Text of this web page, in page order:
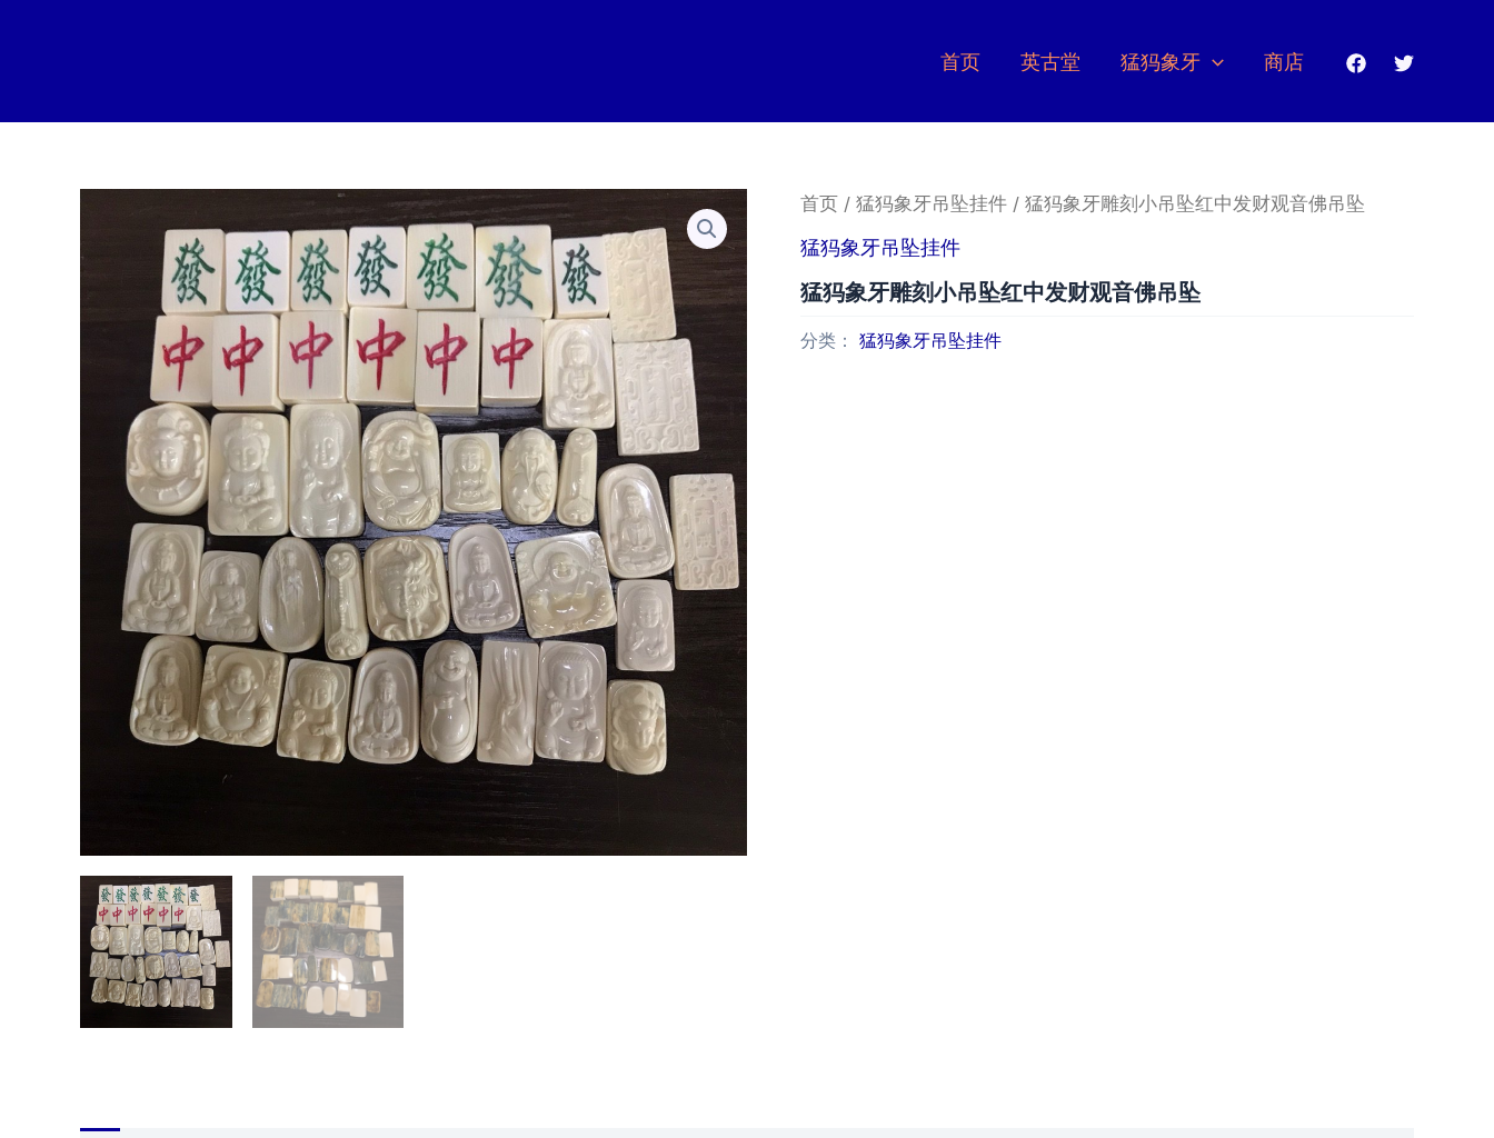
首页 英古堂 猛犸象牙 商店
首页 / 猛犸象牙吊坠挂件 / 猛犸象牙雕刻小吊坠红中发财观音佛吊坠
猛犸象牙吊坠挂件
猛犸象牙雕刻小吊坠红中发财观音佛吊坠
分类： 猛犸象牙吊坠挂件